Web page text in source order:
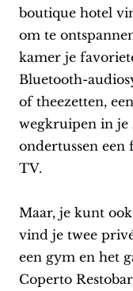
boutique hotel
om te
kamer je
Bluetooth-
of theezetten,
wegkruipen in je
ondertussen
TV.
Maar, je kunt
vind je twee
een gym en het
Coperto